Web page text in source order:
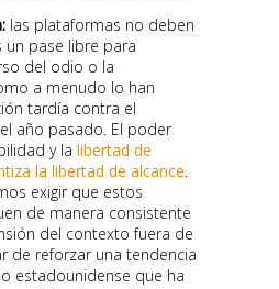
las plataformas no deben
un pase libre para
del odio o la
a menudo lo han
tardía contra el
año pasado. El poder
y la libertad de
la libertad de alcance
exigir que estos
de manera consistente
del contexto fuera de
de reforzar una tendencia
estadounidense que ha